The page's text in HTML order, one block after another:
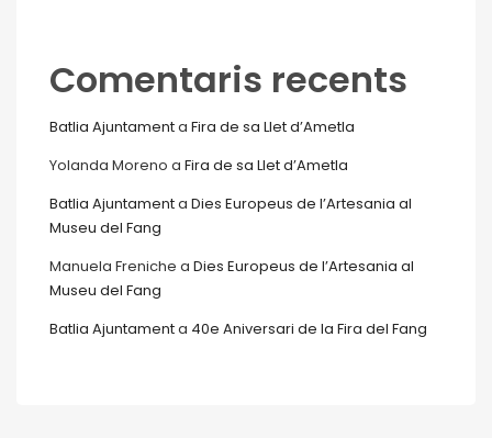
Comentaris recents
Batlia Ajuntamenta Fira de sa Llet d’Ametla
Yolanda Moreno a Fira de sa Llet d’Ametla
Batlia Ajuntamenta Dies Europeus de l’Artesania al
Museu del Fang
Manuela Freniche a Dies Europeus de l’Artesania al
Museu del Fang
Batlia Ajuntamenta 40e Aniversari de la Fira del Fang